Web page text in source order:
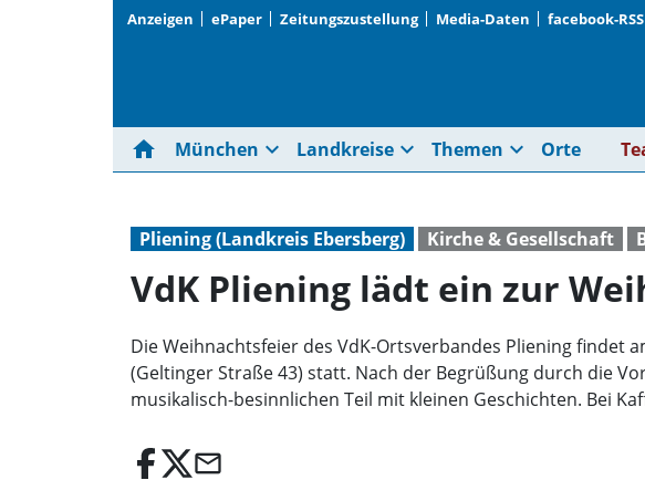
Anzeigen ePaper Zeitungszustellung Media-Daten facebook-RSS
VdK
home München expand_more Landkreise expand_more Themen expand_more Orte
Pliening (Landkreis Ebersberg) Kirche & Gesellschaft
VdK Pliening lädt ein zur
Die Weihnachtsfeier des VdK-Ortsverbandes Pliening findet
(Geltinger Straße 43) statt. Nach der Begrüßung durch die
musikalisch-besinnlichen Teil mit kleinen Geschichten. Bei
email